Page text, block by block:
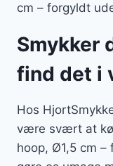
cm – forgyldt
Smykker
find det i
Hos
være svært at
hoop, Ø1,5 cm